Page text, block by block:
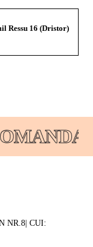
Ressu 16 (Dristor)
NR.8| CUI: